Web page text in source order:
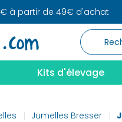
à partir de 49€ d'achat
Kits d'élevage
Jumelles Bresser